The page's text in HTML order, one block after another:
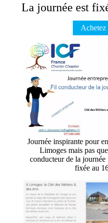
La journée est
Achetez
Journée inspirante pour
Limoges mais pas
conducteur de la
fixée au